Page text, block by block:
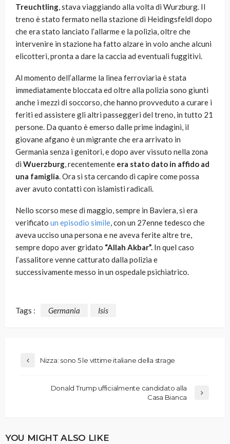
Treuchtling, stava viaggiando alla volta di Wurzburg. Il
treno è stato fermato nella stazione di Heidingsfeldl dopo
che era stato lanciato l’allarme e la polizia, oltre che
intervenire in stazione ha fatto alzare in volo anche alcuni
elicotteri, pronta a dare la caccia ad eventuali fuggitivi.
Al momento dell’allarme la linea ferroviaria è stata
immediatamente bloccata ed oltre alla polizia sono giunti
anche i mezzi di soccorso, che hanno provveduto a curare i
feriti ed assistere gli altri passeggeri del treno, in tutto 21
persone. Da quanto è emerso dalle prime indagini, il
giovane afgano è un migrante che era arrivato in
Germania senza i genitori, e dopo aver vissuto nella zona
di Wuerzburg, recentemente era stato dato in affido ad
una famiglia. Ora si sta cercando di capire come possa
aver avuto contatti con islamisti radicali.
Nello scorso mese di maggio, sempre in Baviera, si era
verificato un episodio simile, con un 27enne tedesco che
aveva ucciso una persona e ne aveva ferite altre tre,
sempre dopo aver gridato “Allah Akbar”. In quel caso
l’assalitore venne catturato dalla polizia e
successivamente messo in un ospedale psichiatrico.
Tags : Germania Isis
Nizza: sono 5 le vittime italiane della strage
Donald Trump ufficialmente candidato alla
Casa Bianca
YOU MIGHT ALSO LIKE